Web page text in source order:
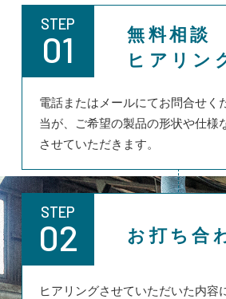
STEP
01
無料相談
ヒアリン
電話またはメールにてお問合せく
当が、ご希望の製品の形状や仕様
させていただきます。
STEP
02 お打ち合
ヒアリングさせていただいた内容